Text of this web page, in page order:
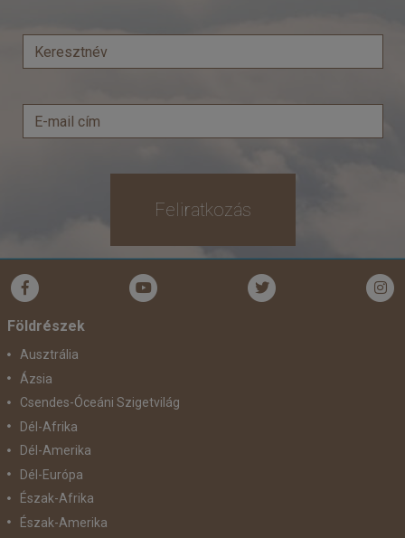
Feliratkozás
Földrészek
Ausztrália
Ázsia
Csendes-Óceáni Szigetvilág
Dél-Afrika
Dél-Amerika
Dél-Európa
Észak-Afrika
Észak-Amerika